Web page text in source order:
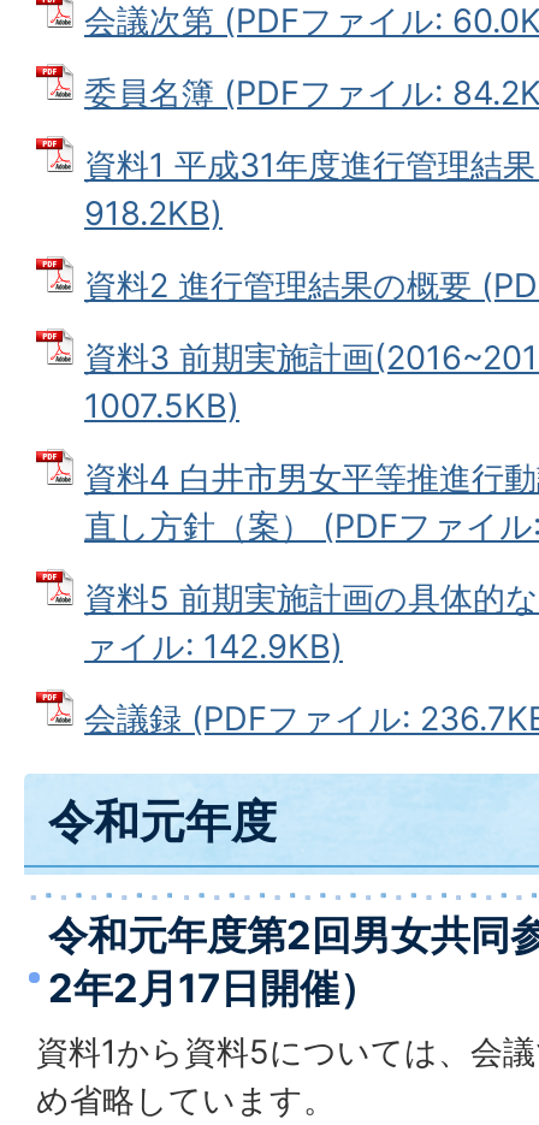
会議次第 (PDFファイル:
委員名簿 (PDFファイル:
資料1 平成31年度進行管理結
918.2KB)
資料2 進行管理結果の概要
資料3 前期実施計画
1007.5KB)
資料4 白井市男女平等推進行
直し方針（案） (PDFファイ
資料5 前期実施計画の具体的
ァイル: 142.9KB)
会議録 (PDFファイル:
令和元年度
令和元年度第2回男女共同
2年2月17日開催）
資料1から資料5については、会
め省略しています。